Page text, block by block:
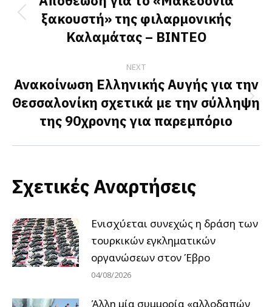
Previous
post:
ξακουστή» της φιλαρμονικής
Καλαμάτας – ΒΙΝΤΕΟ
NEXT
Next
post:
Ανακοίνωση Ελληνικής Αυγής για την
Θεσσαλονίκη σχετικά με την σύλληψη
της 90χρονης για παρεμπόριο
Σχετικές Αναρτήσεις
Ενισχύεται συνεχώς η δράση των
τουρκικών εγκληματικών
οργανώσεων στον Έβρο
04/08/2026
Άλλη μία συμμορία «αλλοδαπών